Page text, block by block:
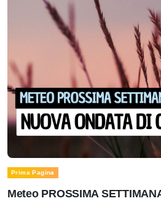
Prima Pagina
Meteo PROSSIMA